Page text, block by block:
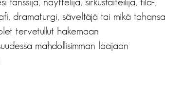
dramaturgi, säveltäjä tai mikä tahansa
tervetullut hakemaan
mahdollisimman laajaan